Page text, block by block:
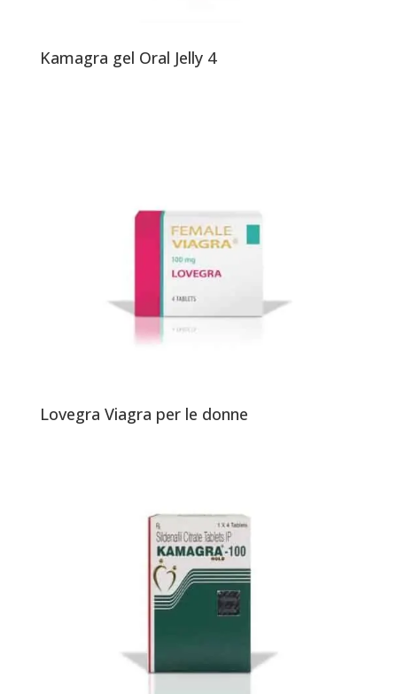
Kamagra gel Oral Jelly 4
Lovegra Viagra per le donne